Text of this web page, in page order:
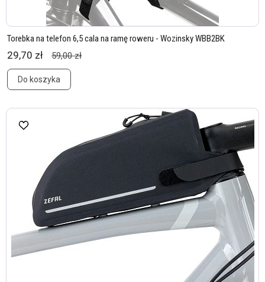
Torebka na telefon 6,5 cala na ramę roweru - Wozinsky WBB2BK
29,70 zł 59,00 zł
Do koszyka